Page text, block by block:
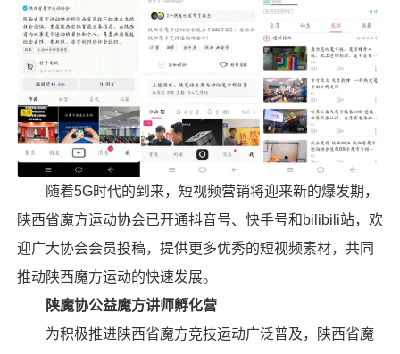
随着5G时代的到来，短视频营销将迎来新的爆发期，
陕西省魔方运动协会已开通抖音号、快手号和bilibili站，欢
迎广大协会会员投稿，提供更多优秀的短视频素材，共同
推动陕西魔方运动的快速发展。
陕魔协公益魔方讲师孵化营
为积极推进陕西省魔方竞技运动广泛普及，陕西省魔